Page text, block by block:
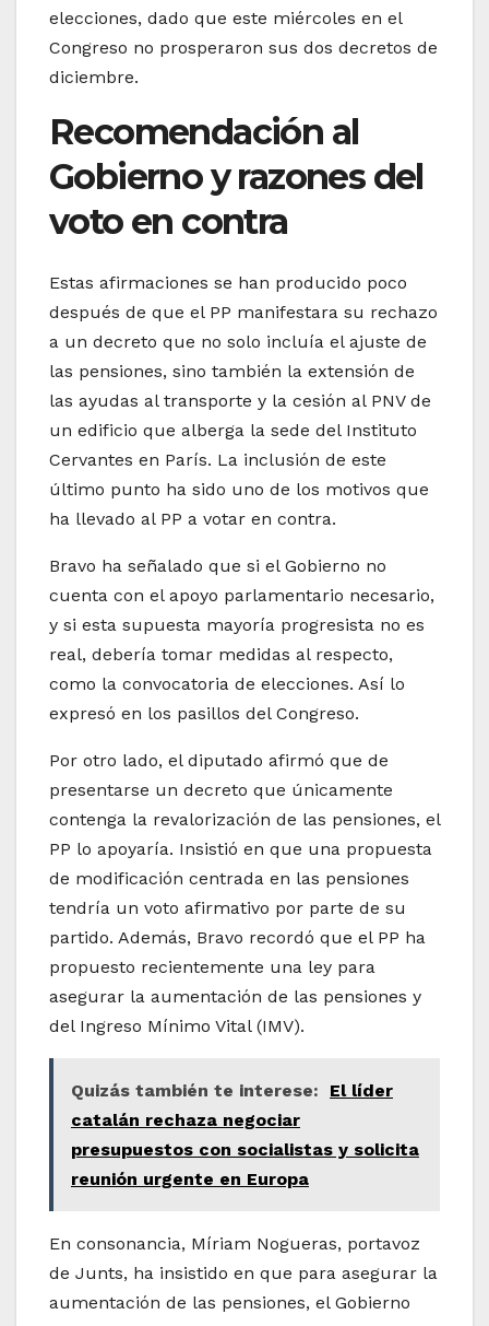
elecciones, dado que este miércoles en el
Congreso no prosperaron sus dos decretos de
diciembre.
Recomendación al
Gobierno y razones del
voto en contra
Estas afirmaciones se han producido poco
después de que el PP manifestara su rechazo
a un decreto que no solo incluía el ajuste de
las pensiones, sino también la extensión de
las ayudas al transporte y la cesión al PNV de
un edificio que alberga la sede del Instituto
Cervantes en París. La inclusión de este
último punto ha sido uno de los motivos que
ha llevado al PP a votar en contra.
Bravo ha señalado que si el Gobierno no
cuenta con el apoyo parlamentario necesario,
y si esta supuesta mayoría progresista no es
real, debería tomar medidas al respecto,
como la convocatoria de elecciones. Así lo
expresó en los pasillos del Congreso.
Por otro lado, el diputado afirmó que de
presentarse un decreto que únicamente
contenga la revalorización de las pensiones, el
PP lo apoyaría. Insistió en que una propuesta
de modificación centrada en las pensiones
tendría un voto afirmativo por parte de su
partido. Además, Bravo recordó que el PP ha
propuesto recientemente una ley para
asegurar la aumentación de las pensiones y
del Ingreso Mínimo Vital (IMV).
Quizás también te interese:
El líder
catalán rechaza negociar
presupuestos con socialistas y solicita
reunión urgente en Europa
En consonancia, Míriam Nogueras, portavoz
de Junts, ha insistido en que para asegurar la
aumentación de las pensiones, el Gobierno